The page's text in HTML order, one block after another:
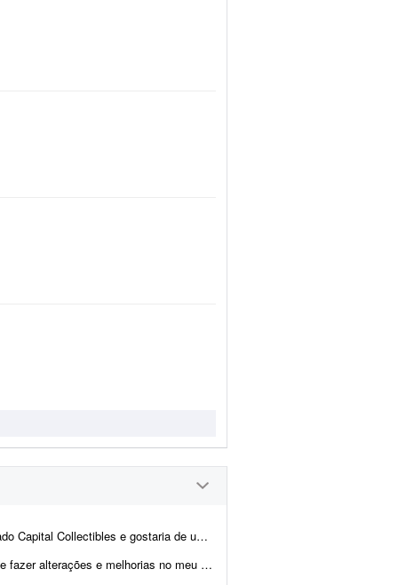
e back-end para nos ajudar a revisar a estrutura e validar a p...
site. Já tenho muitas páginas que consigo editar, m...